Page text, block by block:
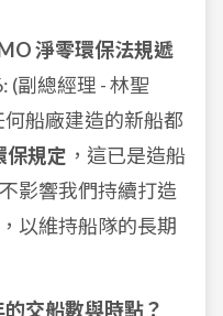
淨零環保法規遞
(副總經理 - 林聖
船廠建造的新船都
保規定 ，這已是造船
影響我們持續打造
以維持船隊的長期
交船數與時點？